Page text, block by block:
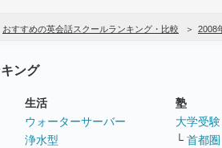
おすすめの英会話スクールランキング・比較 2008
ング
生活
ウォーターサーバー
浄水型
塾
大学受
└ 首都圏